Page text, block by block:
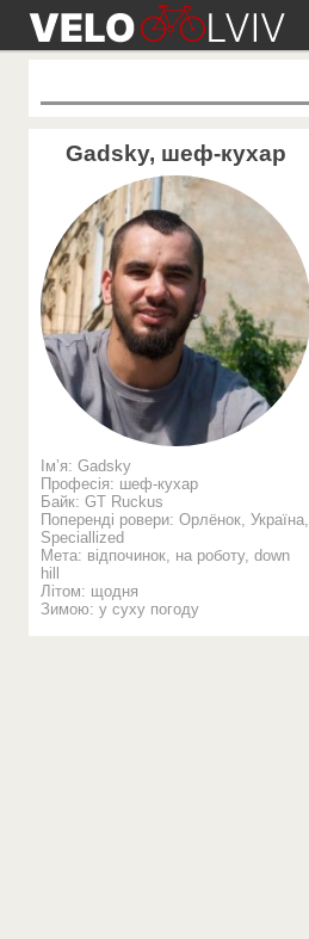
Gadsky, шеф-кухар
Ім’я: Gadsky
Професія: шеф-кухар
Байк: GT Ruckus
Поперенді ровери: Орлёнок, Україна,
Speciallized
Мета: відпочинок, на роботу, down
hill
Літом: щодня
Зимою: у суху погоду